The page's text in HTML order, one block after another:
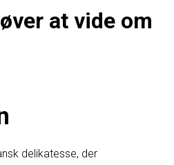
at vide om
delikatesse, der